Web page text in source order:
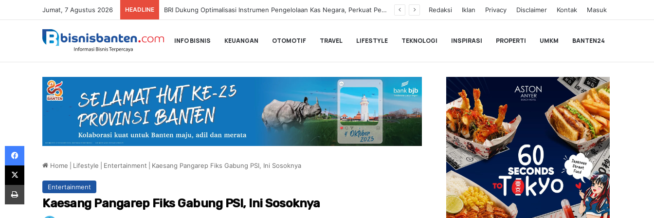
Jumat, 7 Agustus 2026 HEADLINE Hampir Sentuh 70.000 Pengguna, Polytron Optimis Sambut Ajang GIIAS 2026 dengan Respon Positif Redaksi Iklan Privacy Disclaimer Kontak Masuk
INFO BISNIS KEUANGAN OTOMOTIF TRAVEL LIFESTYLE TEKNOLOGI INSPIRASI PROPERTI UMKM BANTEN24
Home Lifestyle Entertainment Kaesang Pangarep Fiks Gabung PSI, Ini Sosoknya
Entertainment
Kaesang Pangarep Fiks Gabung PSI, Ini Sosoknya
Facebook